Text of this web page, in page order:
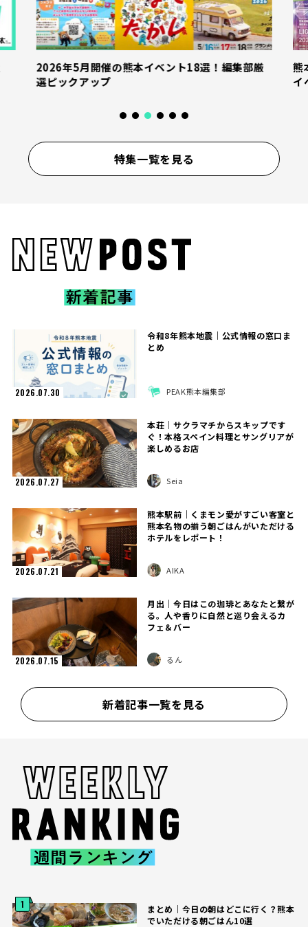
2026年5月開催の熊本イベント18選！編集部厳
選ピックアップ
熊
イ
特集一覧を見る
2026.07.30
令和8年熊本地震｜公式情報の窓口ま
とめ
PEAK熊本編集部
2026.07.27
本荘｜サクラマチからスキップです
ぐ！本格スペイン料理とサングリアが
楽しめるお店
Seia
2026.07.21
熊本駅前｜くまモン愛がすごい客室と
熊本名物の揃う朝ごはんがいただける
ホテルをレポート！
AIKA
2026.07.15
月出｜今日はこの珈琲とあなたと繋が
る。人や香りに自然と巡り会えるカ
フェ＆バー
るん
新着記事一覧を見る
1
まとめ｜今日の朝はどこに行く？熊本
でいただける朝ごはん10選